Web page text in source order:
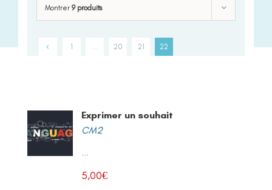
Montrer 9 produits
1 20 21 22
Exprimer un souhait
CM2
...
5,00€